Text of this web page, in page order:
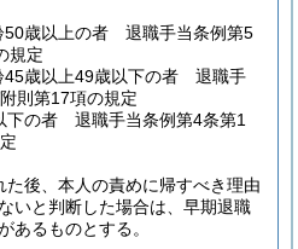
50歳以上の者 退職手当条例第5
規定
45歳以上49歳以下の者 退職手
則第17項の規定
下の者 退職手当条例第4条第1
た後、本人の責めに帰すべき理由
いと判断した場合は、早期退職
あるものとする。